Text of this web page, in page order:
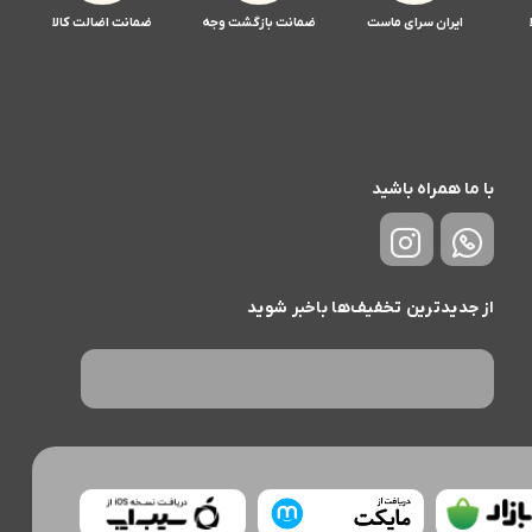
ایران سرای ماست ضمانت بازگشت وجه ضمانت اضالت کالا
با ما همراه باشید
از جدیدترین تخفیف‌ها باخبر شوید